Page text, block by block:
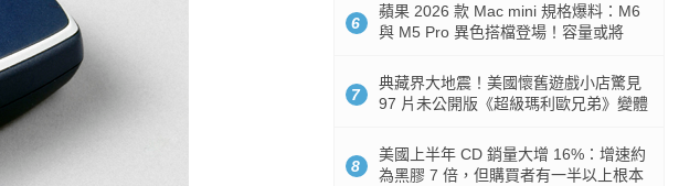
6
蘋果 2026 款 Mac mini 規格爆料：M6
與 M5 Pro 異色搭檔登場！容量或將
7
典藏界大地震！美國懷舊遊戲小店驚見
97 片未公開版《超級瑪利歐兄弟》變體
8
美國上半年 CD 銷量大增 16%：增速約
為黑膠 7 倍，但購買者有一半以上根本